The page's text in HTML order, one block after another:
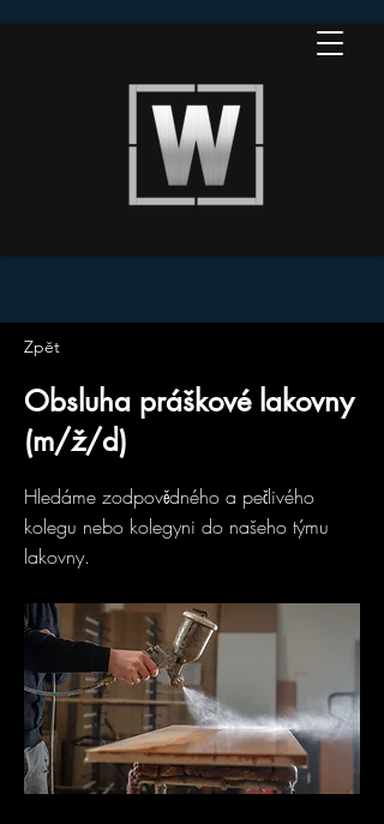
Zpět
Obsluha práškové lakovny
(m/ž/d)
Hledáme zodpovědného a pečlivého
kolegu nebo kolegyni do našeho týmu
lakovny.